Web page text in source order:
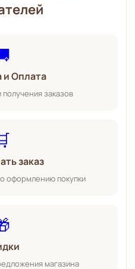
и Оплата
получения заказов
заказ
оформлению покупки
магазина